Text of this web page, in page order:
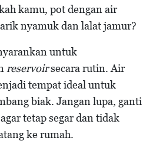
kamu, pot dengan air
nyamuk dan lalat jamur?
untuk
reservoirsecara rutin. Air
tempat ideal untuk
biak. Jangan lupa, ganti
tetap segar dan tidak
ke rumah.